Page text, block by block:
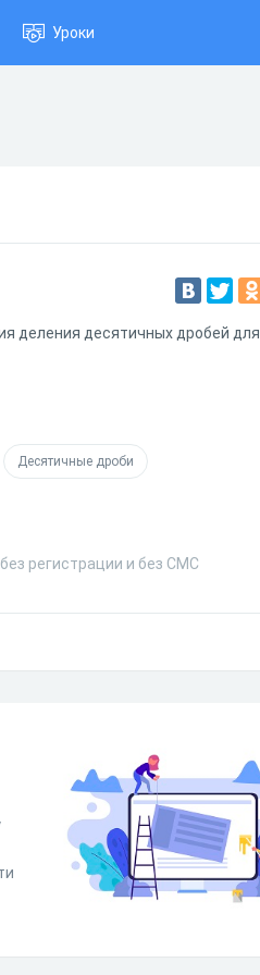
Уроки
деления десятичных дробей для
Десятичные дроби
регистрации и без СМС